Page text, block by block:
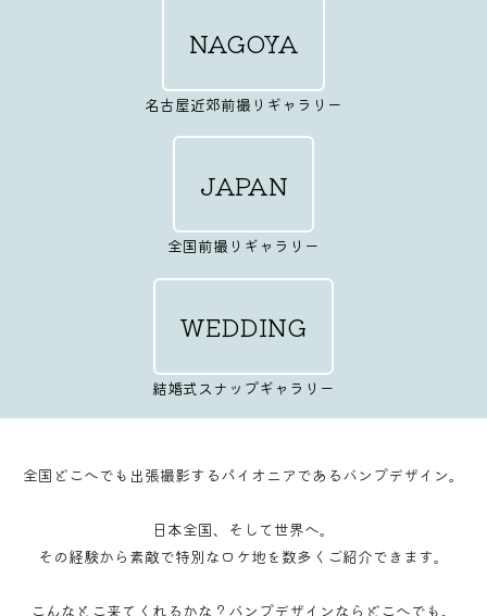
NAGOYA
名古屋近郊前撮りギャラリー
JAPAN
全国前撮りギャラリー
WEDDING
結婚式スナップギャラリー
全国どこへでも出張撮影するパイオニアであるバンプデザイン。
日本全国、そして世界へ。
その経験から素敵で特別なロケ地を数多くご紹介できます。
こんなとこ来てくれるかな？バンプデザインならどこへでも。